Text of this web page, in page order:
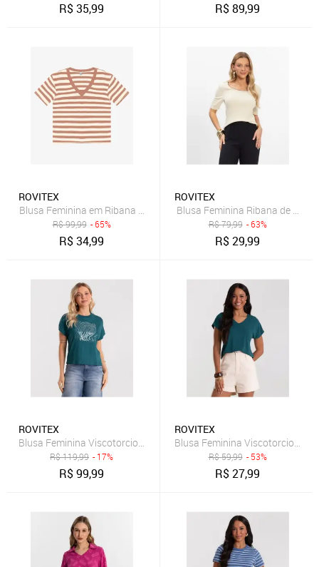
R$35,99 R$89,99
ROVITEX
Blusa Feminina em Ribana de Viscose Rovitex Marrom
R$99,99 - 65%
R$34,99
ROVITEX
Blusa Feminina Ribana de
R$79,99 - 63%
R$29,99
ROVITEX
Blusa Feminina Viscotorcion Com Estampa Rovitex Verde
R$119,99 - 17%
R$99,99
ROVITEX
Blusa Feminina Viscotorcion
R$59,99 - 53%
R$27,99